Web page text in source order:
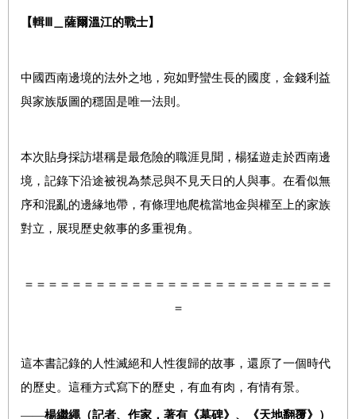
【輯Ⅲ ＿薩爾溫江的戰士】
中國西南邊境的法外之地，宛如野蠻生長的國度，金錢利益
與家族版圖的穩固是唯一法則。
本次貼身採訪堪稱是最危險的職涯見聞，楊猛遊走於西南邊
境，記錄下沿途被視為禁忌與不見天日的人與事。在看似無
序和混亂的邊緣地帶，有條理地爬梳當地金與權至上的家族
對立，展現歷史敘事的多重視角。
＝＝＝＝＝＝＝＝＝＝＝＝＝＝＝＝＝＝＝＝＝＝＝＝＝＝
＝
這本書記錄的人性滅絕和人性復歸的故事，還原了一個時代
的歷史。這種方式寫下的歷史，有血有肉，有情有景。
——楊繼繩（記者、作家，著有《墓碑》、《天地翻覆》）